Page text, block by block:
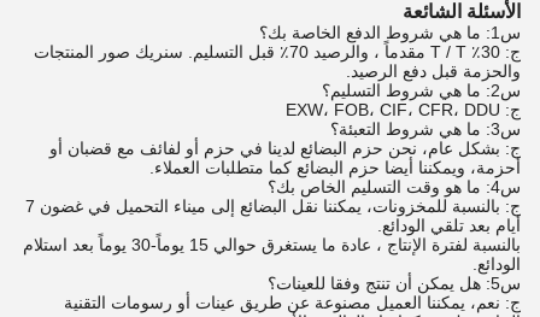
الأسئلة الشائعة
س1: ما هي شروط الدفع الخاصة بك؟
ج: 30٪ T / T مقدماً ، والرصيد 70٪ قبل التسليم. سنريك صور المنتجات
والحزمة قبل دفع الرصيد.
س2: ما هي شروط التسليم؟
ج: EXW، FOB، CIF، CFR، DDU
س3: ما هي شروط التعبئة؟
ج: بشكل عام، نحن حزم البضائع لدينا في حزم أو لفائف مع قضبان أو
أحزمة، ويمكننا أيضا حزم البضائع كما متطلبات العملاء.
س4: ما هو وقت التسليم الخاص بك؟
ج: بالنسبة للمخزونات، يمكننا نقل البضائع إلى ميناء التحميل في غضون 7
أيام بعد تلقي الودائع.
بالنسبة لفترة الإنتاج ، عادة ما يستغرق حوالي 15 يوماً-30 يوماً بعد استلام
الودائع.
س5: هل يمكن أن تنتج وفقا للعينات؟
ج: نعم، يمكننا العميل مصنوعة عن طريق عينات أو رسومات التقنية